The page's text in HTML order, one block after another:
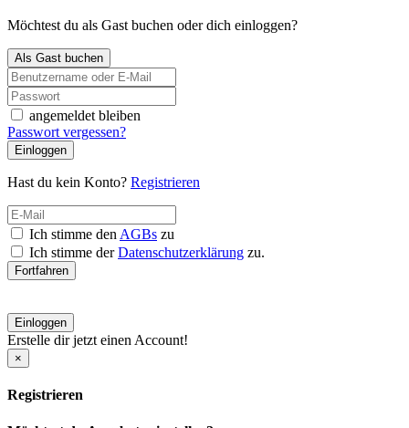
Möchtest du als Gast buchen oder dich einloggen?
Als Gast buchen
angemeldet bleiben
Passwort vergessen?
Einloggen
Hast du kein Konto? Registrieren
Ich stimme den AGBs zu
Ich stimme derDatenschutzerklärung zu.
Fortfahren
Einloggen
Erstelle dir jetzt einen Account!
×
Registrieren